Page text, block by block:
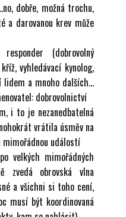
dobře, možná trochu,
a darovanou krev může
(dobrovolný
vyhledávací kynolog,
lidem a mnoho dalších…
dobrovolnictví
i to je nezanedbatelná
vrátila úsměv na
mimořádnou událostí
velkých mimořádných
zvedá obrovská vlna
a všichni si toho cení,
musí být koordinovaná